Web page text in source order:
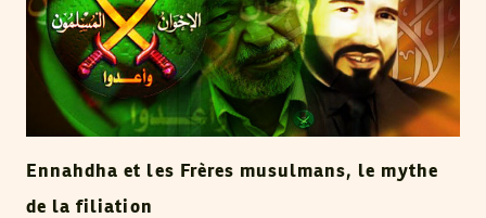
Ennahdha et les Frères musulmans, le mythe
de la filiation